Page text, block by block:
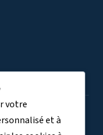
votre
et à